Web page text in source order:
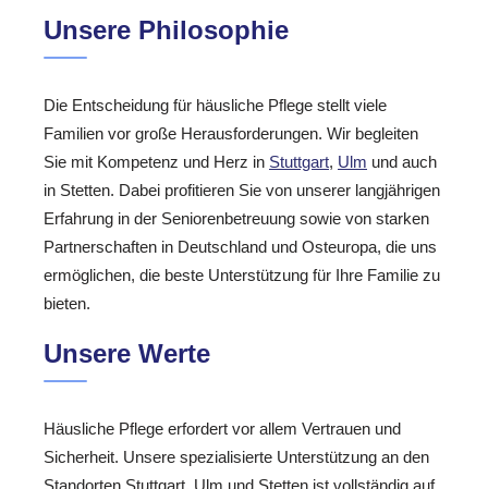
Unsere Philosophie
Die Entscheidung für häusliche Pflege stellt viele
Familien vor große Herausforderungen. Wir begleiten
Sie mit Kompetenz und Herz in Stuttgart, Ulm und auch
in Stetten. Dabei profitieren Sie von unserer langjährigen
Erfahrung in der Seniorenbetreuung sowie von starken
Partnerschaften in Deutschland und Osteuropa, die uns
ermöglichen, die beste Unterstützung für Ihre Familie zu
bieten.
Unsere Werte
Häusliche Pflege erfordert vor allem Vertrauen und
Sicherheit. Unsere spezialisierte Unterstützung an den